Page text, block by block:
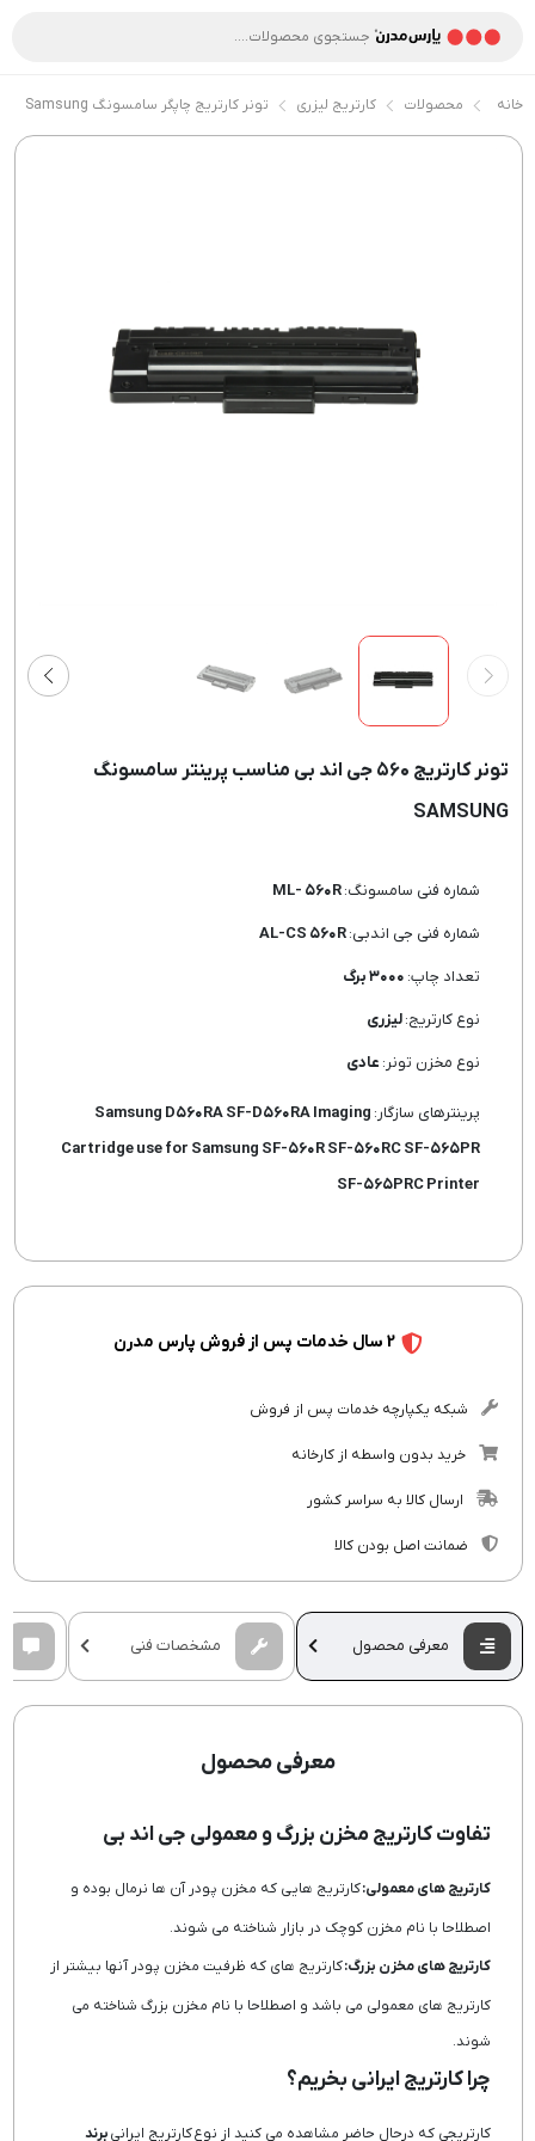
خانه محصولات کارتریج لیزری تونر کارتریج چاپگر سامسونگ Samsung
تونر کارتریج ۵۶۰ جی اند بی مناسب پرینتر سامسونگ
SAMSUNG
شماره فنی سامسونگ:
شماره فنی جی اندبی:
تعداد چاپ:
نوع کارتریج:لیزری
نوع مخزن تونر: عادی
پرینترهای سازگار: Samsung D۵۶۰RA SF-D۵۶۰RA Imaging
Cartridge use for Samsung SF-۵۶۰R SF-۵۶۰RC SF-۵۶۵PR
SF-۵۶۵PRC Printer
2 سال خدمات پس از فروش پارس مدرن
شبکه یکپارچه خدمات پس از فروش
خرید بدون واسطه از کارخانه
ارسال کالا به سراسر کشور
ضمانت اصل بودن کالا
معرفی محصول مشخصات فنی
معرفی محصول
تفاوت کارتریج مخزن بزرگ و معمولی جی اند بی
کارتریج های معمولی:کارتریج هایی که مخزن پودر آن ها نرمال بوده و
اصطلاحا با نام مخزن کوچک در بازار شناخته می شوند.
کارتریج های مخزن بزرگ:کارتریج های که ظرفیت مخزن پودر آنها بیشتر از
کارتریج های معمولی می باشد و اصطلاحا با نام مخزن بزرگ شناخته می
شوند.
چرا کارتریج ایرانی بخریم؟
کارتریجی که درحال حاضر مشاهده می کنید از نوع کارتریج ایرانیبرند